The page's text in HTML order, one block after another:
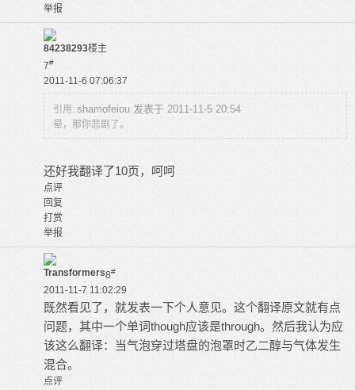
举报
84238293楼主
7#
2011-11-6 07:06:37
引用: shamofeiou 发表于 2011-11-5 20:54
晕，那你悲剧了。
还好我翻译了10页，呵呵
点评
回复
打赏
举报
Transformers8#
2011-11-7 11:02:29
既然看见了，就发表一下个人意见。这个翻译原文就有点
问题，其中一个单词though应该是through。然后我认为应
该这么翻译：当气泡穿过塔盘的泡罩时乙二醇与气体发生
混合。
点评